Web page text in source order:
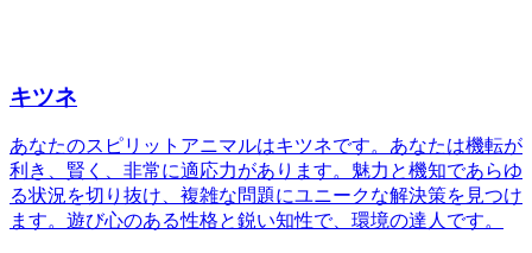
キツネ
あなたのスピリットアニマルはキツネです。あなたは機転が
利き、賢く、非常に適応力があります。魅力と機知であらゆ
る状況を切り抜け、複雑な問題にユニークな解決策を見つけ
ます。遊び心のある性格と鋭い知性で、環境の達人です。